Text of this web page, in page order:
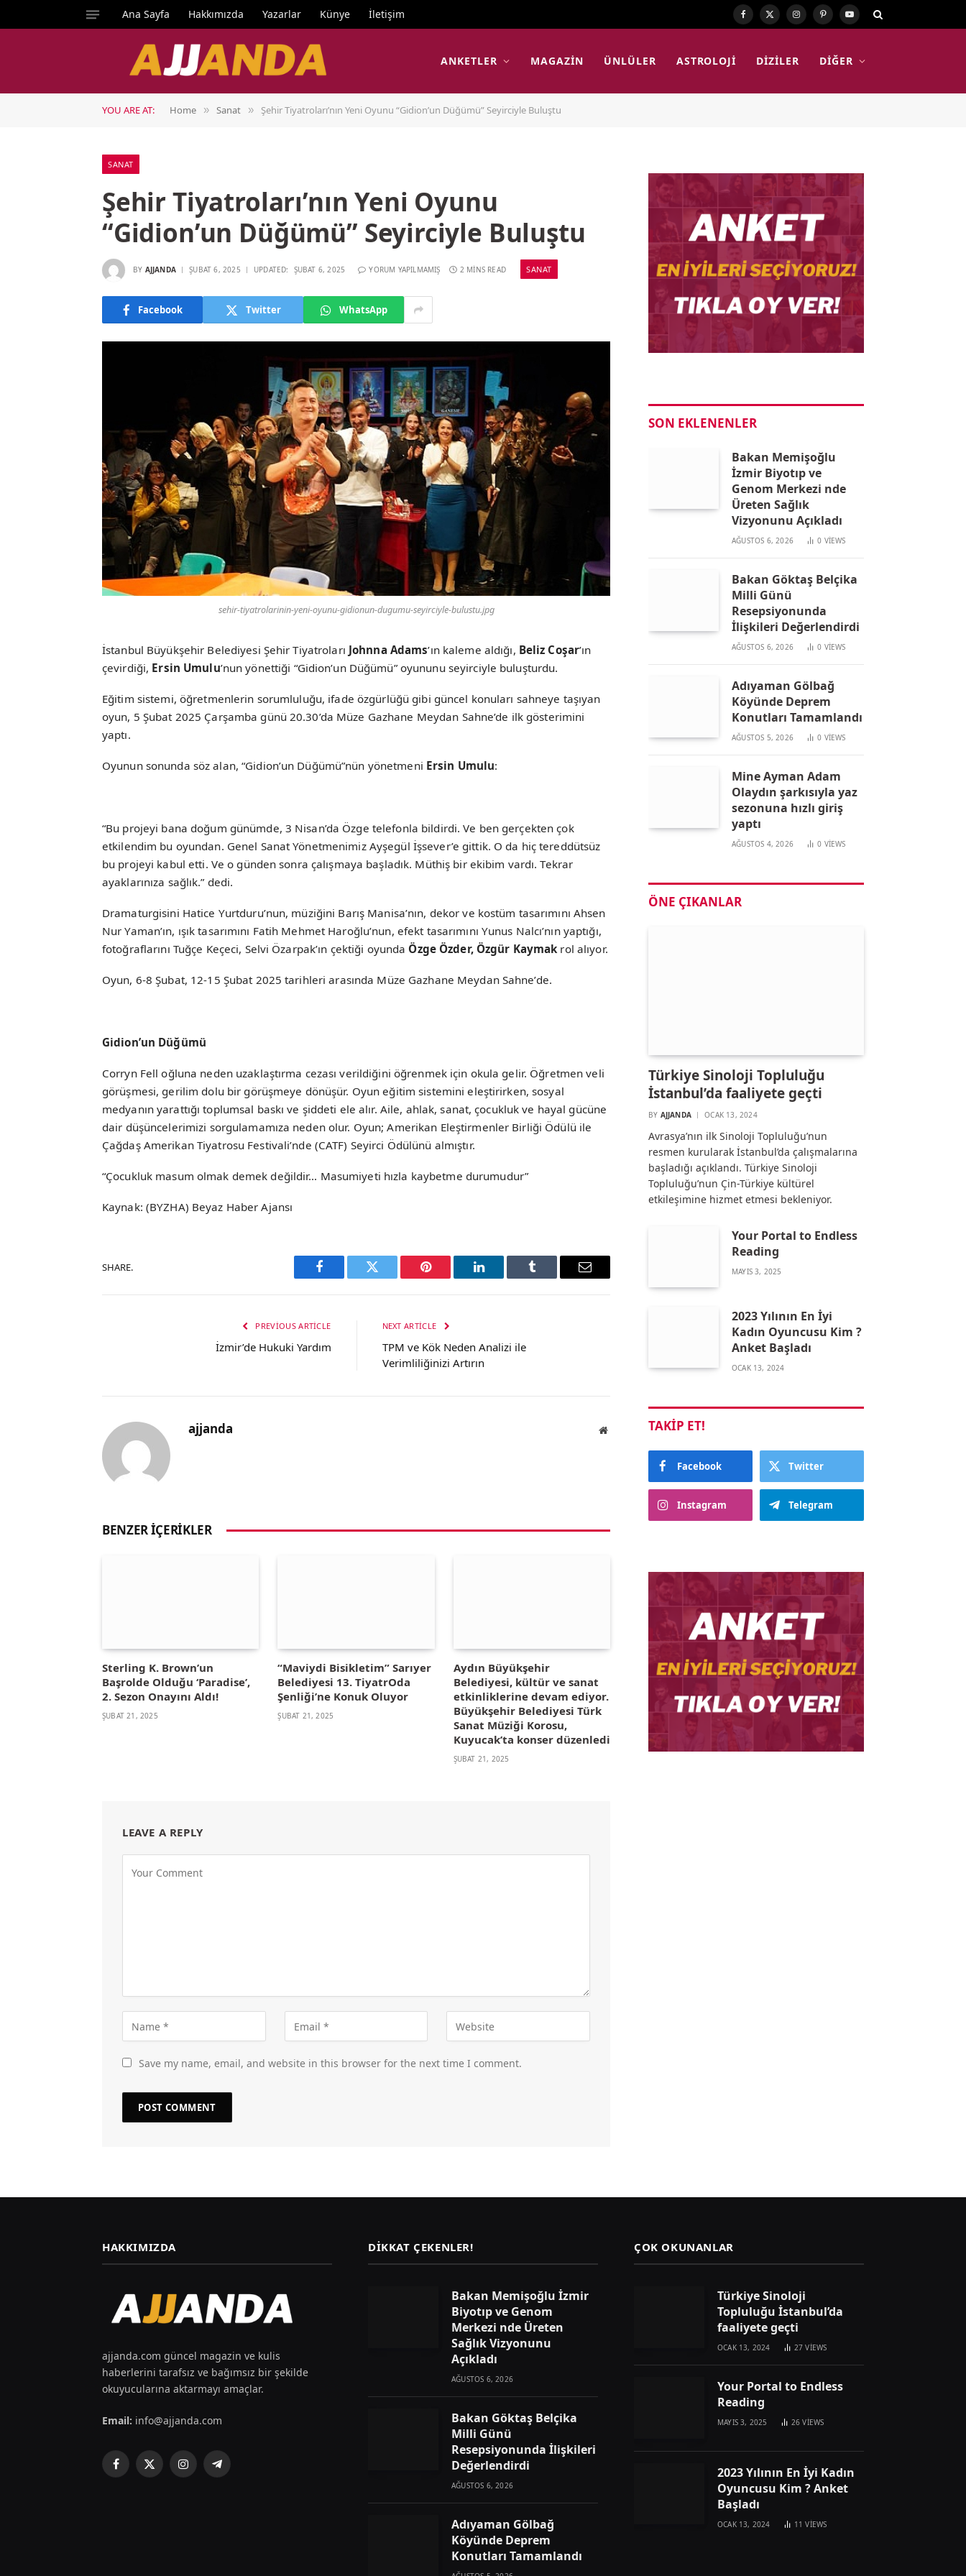
Ana Sayfa Hakkımızda Yazarlar Künye İletişim Facebook
X
Instagram
PinterestYouTube
ANKETLER MAGAZIN ÜNLÜLER ASTROLOJI DIZILER DIĞER
YOU ARE AT: Home » Sanat » Şehir Tiyatroları’nın Yeni Oyunu “Gidion’un Düğümü” Seyirciyle Buluştu
SANAT
Şehir Tiyatroları’nın Yeni Oyunu
“Gidion’un Düğümü” Seyirciyle Buluştu
BY AJJANDA ŞUBAT 6, 2025 UPDATED: ŞUBAT 6, 2025 YORUM YAPILMAMIŞ 2 MINS READ SANAT
Facebook Twitter WhatsApp
sehir-tiyatrolarinin-yeni-oyunu-gidionun-dugumu-seyirciyle-bulustu.jpg
İstanbul Büyükşehir Belediyesi Şehir Tiyatroları Johnna Adams’ın kaleme aldığı, Beliz Coşar’ın
çevirdiği, Ersin Umulu’nun yönettiği “Gidion’un Düğümü” oyununu seyirciyle buluşturdu.
Eğitim sistemi, öğretmenlerin sorumluluğu, ifade özgürlüğü gibi güncel konuları sahneye taşıyan
oyun, 5 Şubat 2025 Çarşamba günü 20.30’da Müze Gazhane Meydan Sahne’de ilk gösterimini
yaptı.
Oyunun sonunda söz alan, “Gidion’un Düğümü”nün yönetmeni Ersin Umulu:
“Bu projeyi bana doğum günümde, 3 Nisan’da Özge telefonla bildirdi. Ve ben gerçekten çok
etkilendim bu oyundan. Genel Sanat Yönetmenimiz Ayşegül İşsever’e gittik. O da hiç tereddütsüz
bu projeyi kabul etti. Ve o günden sonra çalışmaya başladık. Müthiş bir ekibim vardı. Tekrar
ayaklarınıza sağlık.” dedi.
Dramaturgisini Hatice Yurtduru’nun, müziğini Barış Manisa’nın, dekor ve kostüm tasarımını Ahsen
Nur Yaman’ın, ışık tasarımını Fatih Mehmet Haroğlu’nun, efekt tasarımını Yunus Nalcı’nın yaptığı,
fotoğraflarını Tuğçe Keçeci, Selvi Özarpak’ın çektiği oyunda Özge Özder, Özgür Kaymak rol alıyor.
Oyun, 6-8 Şubat, 12-15 Şubat 2025 tarihleri arasında Müze Gazhane Meydan Sahne’de.
Gidion’un Düğümü
Corryn Fell oğluna neden uzaklaştırma cezası verildiğini öğrenmek için okula gelir. Öğretmen veli
görüşmesi, gerilim dolu bir görüşmeye dönüşür. Oyun eğitim sistemini eleştirirken, sosyal
medyanın yarattığı toplumsal baskı ve şiddeti ele alır. Aile, ahlak, sanat, çocukluk ve hayal gücüne
dair düşüncelerimizi sorgulamamıza neden olur. Oyun; Amerikan Eleştirmenler Birliği Ödülü ile
Çağdaş Amerikan Tiyatrosu Festivali’nde (CATF) Seyirci Ödülünü almıştır.
“Çocukluk masum olmak demek değildir… Masumiyeti hızla kaybetme durumudur”
Kaynak: (BYZHA) Beyaz Haber Ajansı
SHARE.
Facebook Twitter Pinterest LinkedIn Tumblr Email
PREVIOUS ARTICLE
İzmir’de Hukuki Yardım
NEXT ARTICLE
TPM ve Kök Neden Analizi ile
Verimliliğinizi Artırın
ajjanda Website
BENZER İÇERIKLER
Sterling K. Brown’un
Başrolde Olduğu ‘Paradise’,
2. Sezon Onayını Aldı!
ŞUBAT 21, 2025
“Maviydi Bisikletim” Sarıyer
Belediyesi 13. TiyatrOda
Şenliği’ne Konuk Oluyor
ŞUBAT 21, 2025
Aydın Büyükşehir
Belediyesi, kültür ve sanat
etkinliklerine devam ediyor.
Büyükşehir Belediyesi Türk
Sanat Müziği Korosu,
Kuyucak’ta konser düzenledi
ŞUBAT 21, 2025
LEAVE A REPLY
Save my name, email, and website in this browser for the next time I comment.
SON EKLENENLER
Bakan Memişoğlu
İzmir Biyotıp ve
Genom Merkezi nde
Üreten Sağlık
Vizyonunu Açıkladı
AĞUSTOS 6, 2026 0 VIEWS
Bakan Göktaş Belçika
Milli Günü
Resepsiyonunda
İlişkileri Değerlendirdi
AĞUSTOS 6, 2026 0 VIEWS
Adıyaman Gölbağ
Köyünde Deprem
Konutları Tamamlandı
AĞUSTOS 5, 2026 0 VIEWS
Mine Ayman Adam
Olaydın şarkısıyla yaz
sezonuna hızlı giriş
yaptı
AĞUSTOS 4, 2026 0 VIEWS
ÖNE ÇIKANLAR
Türkiye Sinoloji Topluluğu
İstanbul’da faaliyete geçti
BY AJJANDA OCAK 13, 2024
Avrasya’nın ilk Sinoloji Topluluğu’nun
resmen kurularak İstanbul’da çalışmalarına
başladığı açıklandı. Türkiye Sinoloji
Topluluğu’nun Çin-Türkiye kültürel
etkileşimine hizmet etmesi bekleniyor.
Your Portal to Endless
Reading
MAYIS 3, 2025
2023 Yılının En İyi
Kadın Oyuncusu Kim ?
Anket Başladı
OCAK 13, 2024
TAKIP ET!
Facebook Twitter
Instagram Telegram
HAKKIMIZDA
ajjanda.com güncel magazin ve kulis
haberlerini tarafsız ve bağımsız bir şekilde
okuyucularına aktarmayı amaçlar.
Email: info@ajjanda.com
Facebook
X
InstagramTelegram
DIKKAT ÇEKENLER!
Bakan Memişoğlu İzmir
Biyotıp ve Genom
Merkezi nde Üreten
Sağlık Vizyonunu
Açıkladı
AĞUSTOS 6, 2026
Bakan Göktaş Belçika
Milli Günü
Resepsiyonunda İlişkileri
Değerlendirdi
AĞUSTOS 6, 2026
Adıyaman Gölbağ
Köyünde Deprem
Konutları Tamamlandı
ÇOK OKUNANLAR
Türkiye Sinoloji
Topluluğu İstanbul’da
faaliyete geçti
OCAK 13, 2024 27VIEWS
Your Portal to Endless
Reading
MAYIS 3, 2025 26VIEWS
2023 Yılının En İyi Kadın
Oyuncusu Kim ? Anket
Başladı
OCAK 13, 2024 11VIEWS